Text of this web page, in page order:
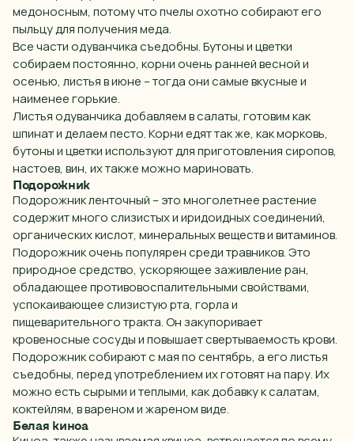
медоносным, потому что пчелы охотно собирают его
пыльцу для получения меда.
Всечастиодуванчика съедобны. Бутоны и цветки
собираем постоянно, корни очень ранней весной и
осенью, листья в июне – тогда они самые вкусные и
наименее горькие.
Листья одуванчика добавляем в салаты, готовим как
шпинат и делаем песто. Корни едят так же, как морковь,
бутоны и цветки используют для приготовлениясиропов,
настоев, вин, их также можно мариновать.
Подорожник
Подорожник ленточный – это многолетнее растение
содержит много слизистых и иридоидных соединений,
органических кислот, минеральных веществ и витаминов.
Подорожник очень популярен среди травников. Это
природное средство, ускоряющее заживление ран,
обладающее противовоспалительными свойствами,
успокаивающее слизистую рта, горла и
пищеварительного тракта. Он закупоривает
кровеносные сосуды и повышает свертываемость крови.
Подорожник собирают с мая по сентябрь, а его листья
съедобны, перед употреблением их готовят на пару. Их
можно есть сырыми и теплыми, как добавку к салатам,
коктейлям, в вареном и жареномвиде.
Белая киноа